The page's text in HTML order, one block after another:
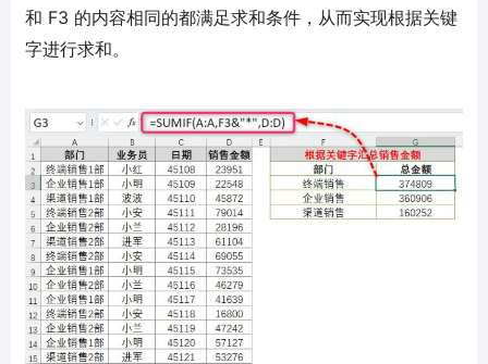
和 F3 的内容相同的都满足求和条件，从而实现根据关键
字进行求和。